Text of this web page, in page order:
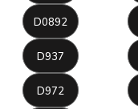
D0892
D937
D972